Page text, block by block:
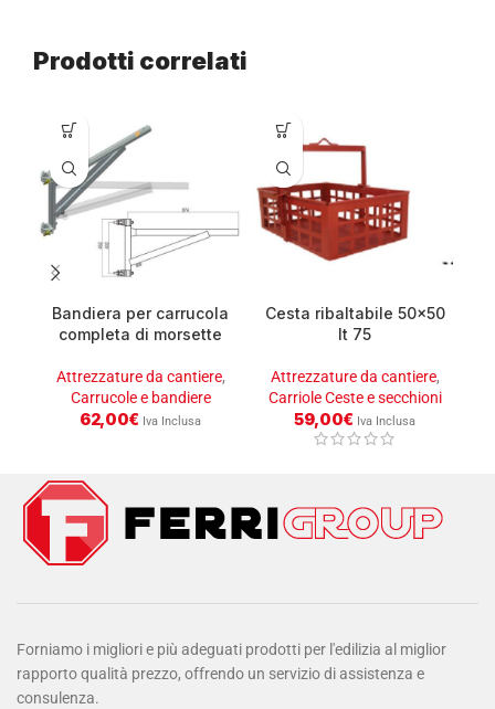
Prodotti correlati
Bandiera per carrucola
completa di morsette
Attrezzature da cantiere,
Carrucole e bandiere
62,00€ Iva Inclusa
Cesta ribaltabile 50×50
lt 75
Attrezzature da cantiere,
Carriole Ceste e secchioni
59,00€ Iva Inclusa
Forniamo i migliori e più adeguati prodotti per l'edilizia al miglior
rapporto qualità prezzo, offrendo un servizio di assistenza e
consulenza.